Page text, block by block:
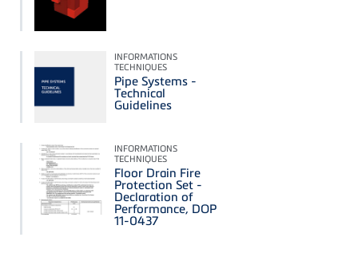
INFORMATIONS
TECHNIQUES
Pipe Systems -
Technical
Guidelines
INFORMATIONS
TECHNIQUES
Floor Drain Fire
Protection Set -
Declaration of
Performance, DOP
11-0437